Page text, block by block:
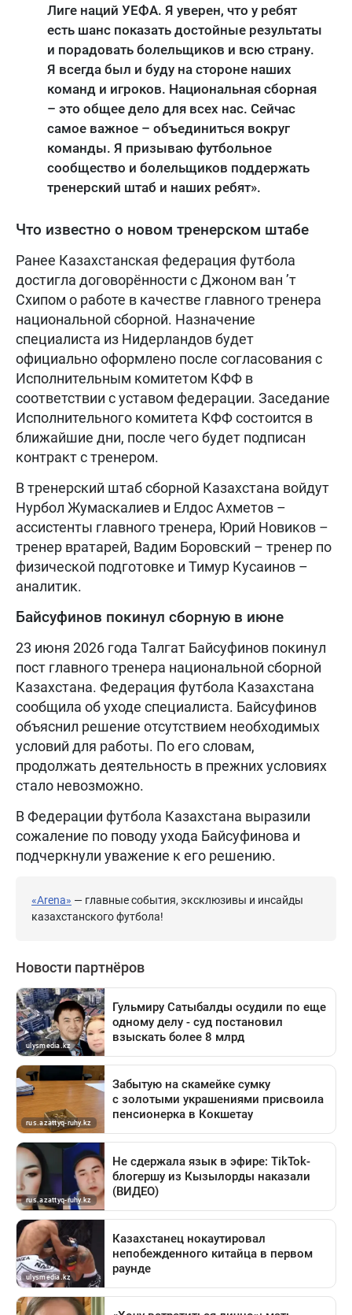
Лиге наций УЕФА. Я уверен, что у ребят
есть шанс показать достойные результаты
и порадовать болельщиков и всю страну.
Я всегда был и буду на стороне наших
команд и игроков. Национальная сборная
– это общее дело для всех нас. Сейчас
самое важное – объединиться вокруг
команды. Я призываю футбольное
сообщество и болельщиков поддержать
тренерский штаб и наших ребят».
Что известно о новом тренерском штабе
Ранее Казахстанская федерация футбола
достигла договорённости с Джоном ван ’т
Схипом о работе в качестве главного тренера
национальной сборной. Назначение
специалиста из Нидерландов будет
официально оформлено после согласования с
Исполнительным комитетом КФФ в
соответствии с уставом федерации. Заседание
Исполнительного комитета КФФ состоится в
ближайшие дни, после чего будет подписан
контракт с тренером.
В тренерский штаб сборной Казахстана войдут
Нурбол Жумаскалиев и Елдос Ахметов –
ассистенты главного тренера, Юрий Новиков –
тренер вратарей, Вадим Боровский – тренер по
физической подготовке и Тимур Кусаинов –
аналитик.
Байсуфинов покинул сборную в июне
23 июня 2026 года Талгат Байсуфинов покинул
пост главного тренера национальной сборной
Казахстана. Федерация футбола Казахстана
сообщила об уходе специалиста. Байсуфинов
объяснил решение отсутствием необходимых
условий для работы. По его словам,
продолжать деятельность в прежних условиях
стало невозможно.
В Федерации футбола Казахстана выразили
сожаление по поводу ухода Байсуфинова и
подчеркнули уважение к его решению.
«Arena» — главные события, эксклюзивы и инсайды
казахстанского футбола!